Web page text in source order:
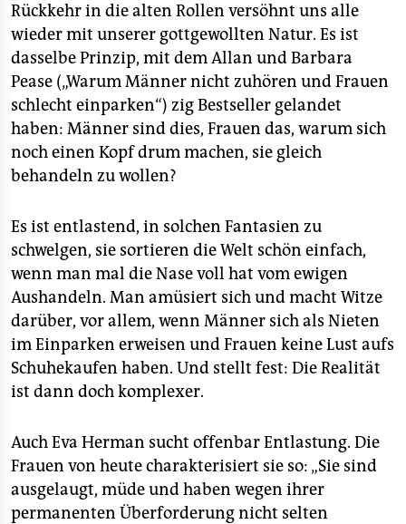
Rückkehr in die alten Rollen versöhnt uns alle
wieder mit unserer gottgewollten Natur. Es ist
dasselbe Prinzip, mit dem Allan und Barbara
Pease („Warum Männer nicht zuhören und Frauen
schlecht einparken“) zig Bestseller gelandet
haben: Männer sind dies, Frauen das, warum sich
noch einen Kopf drum machen, sie gleich
behandeln zu wollen?
Es ist entlastend, in solchen Fantasien zu
schwelgen, sie sortieren die Welt schön einfach,
wenn man mal die Nase voll hat vom ewigen
Aushandeln. Man amüsiert sich und macht Witze
darüber, vor allem, wenn Männer sich als Nieten
im Einparken erweisen und Frauen keine Lust aufs
Schuhekaufen haben. Und stellt fest: Die Realität
ist dann doch komplexer.
Auch Eva Herman sucht offenbar Entlastung. Die
Frauen von heute charakterisiert sie so: „Sie sind
ausgelaugt, müde und haben wegen ihrer
permanenten Überforderung nicht selten